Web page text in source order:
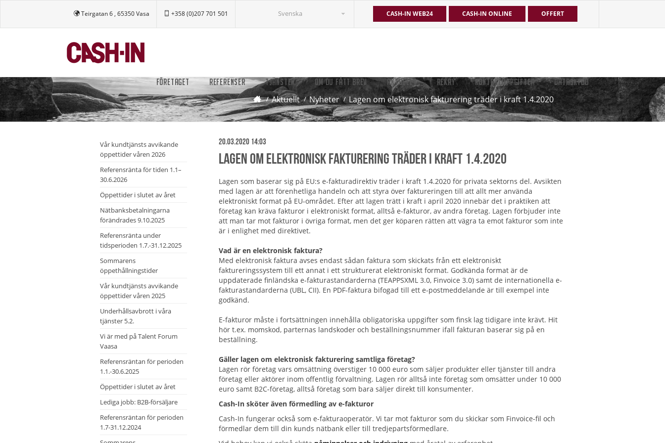
Teirgatan 6 , 65350 Vasa +358 (0)207 701 501 Svenska CASH-IN WEB24 CASH-IN ONLINE OFFERT
FÖRETAGET REFERENSER TJÄNSTER OM DU FÅTT BREV AKTUELLT REKRY KONTAKTUPPGIFTER DATASKYDD
Aktuellt Nyheter Lagen om elektronisk fakturering träder i kraft 1.4.2020
Vår kundtjänsts avvikande
öppettider våren 2026
Referensränta för tiden 1.1–
30.6.2026
Öppettider i slutet av året
Nätbanksbetalningarna
förändrades 9.10.2025
Referensränta under
tidsperioden 1.7.-31.12.2025
Sommarens
öppethållningstider
Vår kundtjänsts avvikande
öppettider våren 2025
Underhållsavbrott i våra
tjänster 5.2.
Vi är med på Talent Forum
Vaasa
Referensräntan för perioden
1.1.-30.6.2025
Öppettider i slutet av året
Lediga jobb: B2B-försäljare
Referensräntan för perioden
1.7-31.12.2024
20.03.2020 14:03
Lagen om elektronisk fakturering träder i kraft 1.4.2020
Lagen som baserar sig på EU:s e-fakturadirektiv träder i kraft 1.4.2020 för privata sektorns del. Avsikten
med lagen är att förenhetliga handeln och att styra över faktureringen till att allt mer använda
elektroniskt format på EU-området. Efter att lagen trätt i kraft i april 2020 innebär det i praktiken att
företag kan kräva fakturor i elektroniskt format, alltså e-fakturor, av andra företag. Lagen förbjuder inte
att man tar mot fakturor i övriga format, men det ger köparen rätten att vägra ta emot fakturor som inte
är i enlighet med direktivet.
Vad är en elektronisk faktura?
Med elektronisk faktura avses endast sådan faktura som skickats från ett elektroniskt
faktureringssystem till ett annat i ett strukturerat elektroniskt format. Godkända format är de
uppdaterade finländska e-fakturastandarderna (TEAPPSXML 3.0, Finvoice 3.0) samt de internationella e-
fakturastandarderna (UBL, CII). En PDF-faktura bifogad till ett e-postmeddelande är till exempel inte
godkänd.
E-fakturor måste i fortsättningen innehålla obligatoriska uppgifter som finsk lag tidigare inte krävt. Hit
hör t.ex. momskod, parternas landskoder och beställningsnummer ifall fakturan baserar sig på en
beställning.
Gäller lagen om elektronisk fakturering samtliga företag?
Lagen rör företag vars omsättning överstiger 10 000 euro som säljer produkter eller tjänster till andra
företag eller aktörer inom offentlig förvaltning. Lagen rör alltså inte företag som omsätter under 10 000
euro samt B2C-företag, alltså företag som bara säljer direkt till konsumenter.
Cash-In sköter även förmedling av e-fakturor
Cash-In fungerar också som e-fakturaoperatör. Vi tar mot fakturor som du skickar som Finvoice-fil och
förmedlar dem till din kunds nätbank eller till tredjepartsförmedlare.